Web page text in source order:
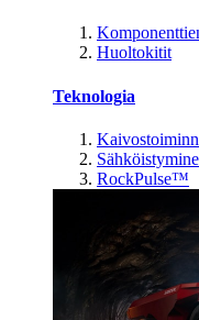
Huoltokitit
Teknologia
RockPulse™